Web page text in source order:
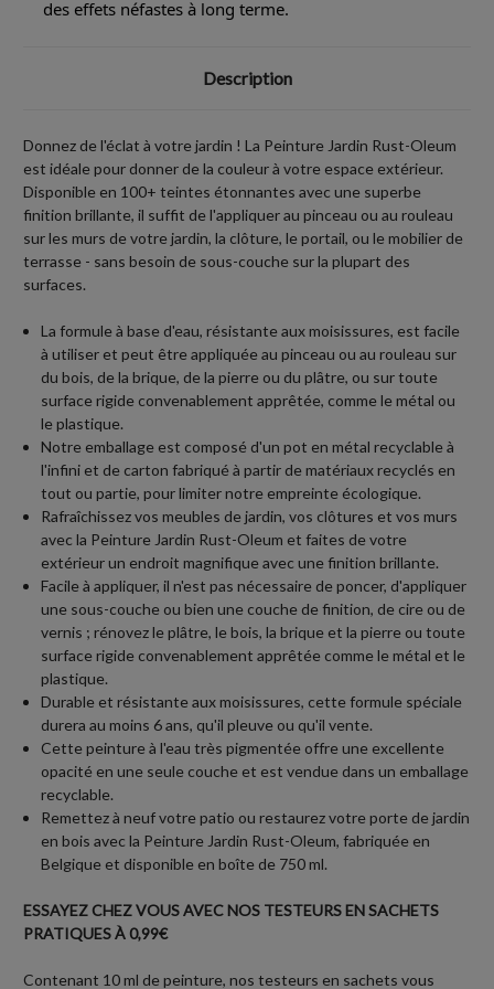
des effets néfastes à long terme.
Description
Donnez de l'éclat à votre jardin ! La Peinture Jardin Rust-Oleum
est idéale pour donner de la couleur à votre espace extérieur.
Disponible en 100+ teintes étonnantes avec une superbe
finition brillante, il suffit de l'appliquer au pinceau ou au rouleau
sur les murs de votre jardin, la clôture, le portail, ou le mobilier de
terrasse - sans besoin de sous-couche sur la plupart des
surfaces.
La formule à base d'eau, résistante aux moisissures, est facile
à utiliser et peut être appliquée au pinceau ou au rouleau sur
du bois, de la brique, de la pierre ou du plâtre, ou sur toute
surface rigide convenablement apprêtée, comme le métal ou
le plastique.
Notre emballage est composé d'un pot en métal recyclable à
l'infini et de carton fabriqué à partir dematériauxrecyclés en
tout ou partie,pour limiter notre empreinte écologique.
Rafraîchissez vos meubles de jardin, vos clôtures et vos murs
avec la Peinture Jardin Rust-Oleum et faites de votre
extérieur un endroit magnifique avec une finition brillante.
Facile à appliquer, il n'est pas nécessaire de poncer, d'appliquer
une sous-couche ou bien une couche de finition, de cire ou de
vernis ; rénovez le plâtre, le bois, la brique et la pierre ou toute
surface rigide convenablement apprêtée comme le métal et le
plastique.
Durable et résistante aux moisissures, cette formule spéciale
durera au moins 6 ans, qu'il pleuve ou qu'il vente.
Cette peinture à l'eau très pigmentée offre une excellente
opacité en une seule couche et est vendue dans un emballage
recyclable.
Remettez à neuf votre patio ou restaurez votre porte de jardin
en bois avec la Peinture Jardin Rust-Oleum, fabriquée en
Belgique et disponible en boîte de 750 ml.
ESSAYEZ CHEZ VOUS AVEC NOS TESTEURS EN SACHETS
PRATIQUES À 0,99€
Contenant 10 ml de peinture, nos testeurs en sachets vous